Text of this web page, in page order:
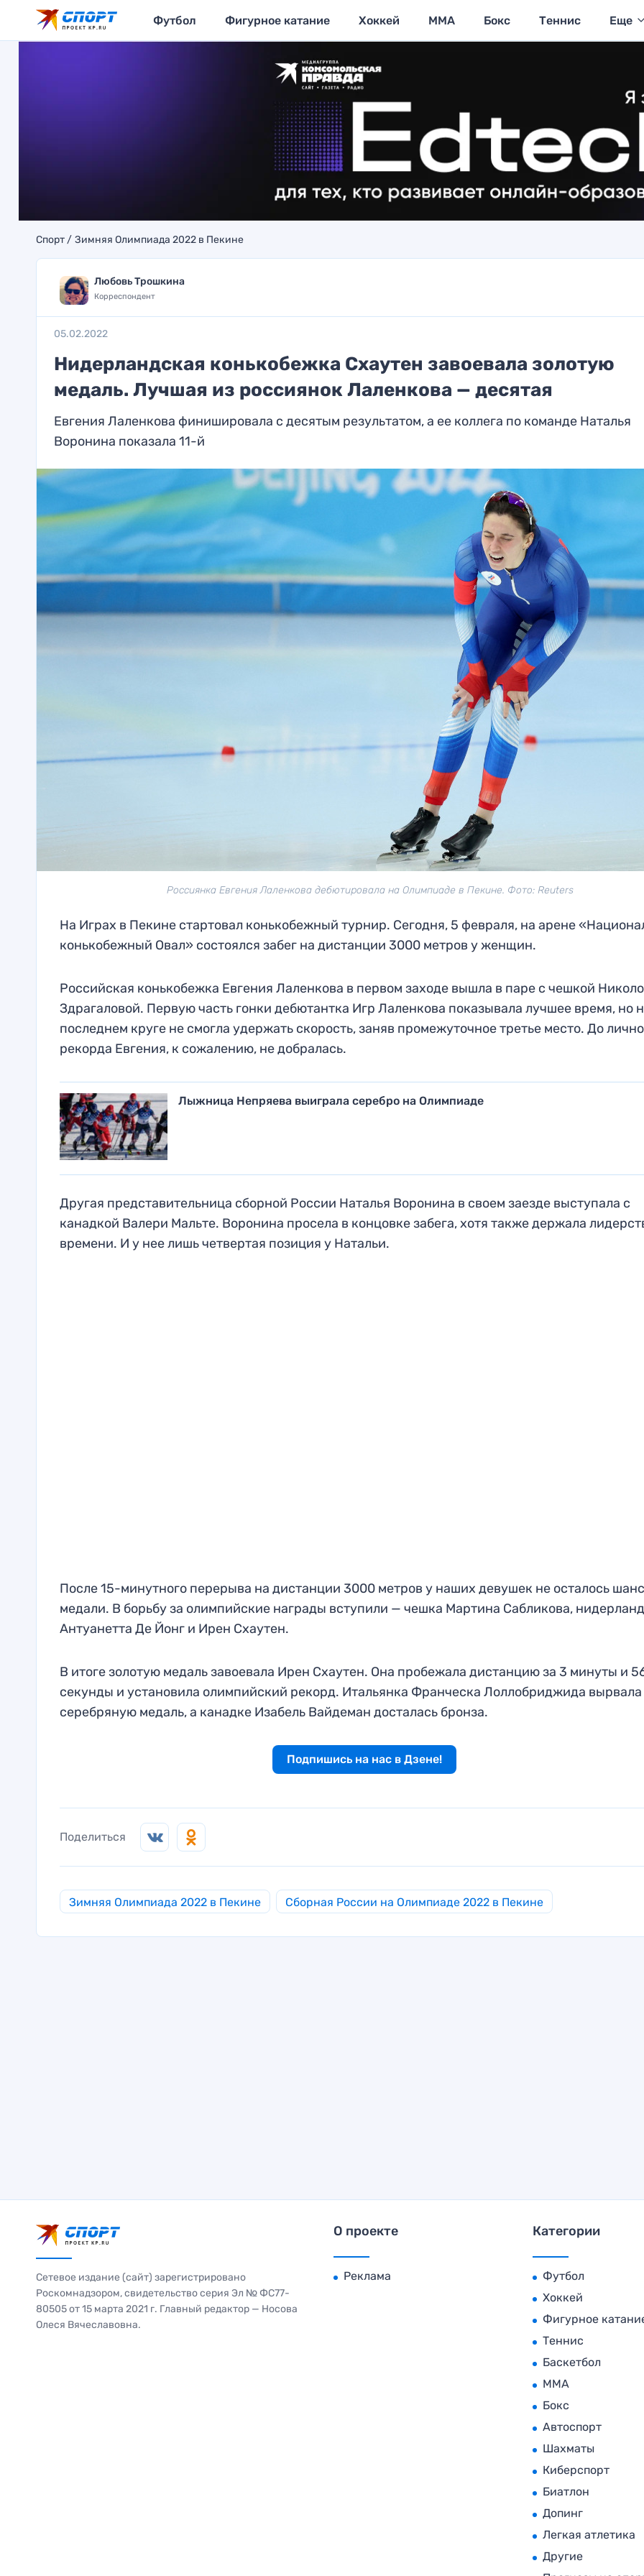
Футбол Фигурное катание Хоккей MMA Бокс Теннис Еще
Спорт Зимняя Олимпиада 2022 в Пекине
Любовь Трошкина
Корреспондент
05.02.2022
Нидерландская конькобежка Схаутен завоевала золотую
медаль. Лучшая из россиянок Лаленкова — десятая
Евгения Лаленкова финишировала с десятым результатом, а ее коллега по команде Наталья
Воронина показала 11-й
Россиянка Евгения Лаленкова дебютировала на Олимпиаде в Пекине. Фото: Reuters
На Играх в Пекине стартовал конькобежный турнир. Сегодня, 5 февраля, на арене
конькобежный Овал» состоялся забег на дистанции 3000 метров у женщин.
Российская конькобежка Евгения Лаленкова в первом заходе вышла в паре с чешкой
Здрагаловой. Первую часть гонки дебютантка Игр Лаленкова показывала лучшее время, но
последнем круге не смогла удержать скорость, заняв промежуточное третье место. До
рекорда Евгения, к сожалению, не добралась.
Лыжница Непряева выиграла серебро на Олимпиаде
Другая представительница сборной России Наталья Воронина в своем заезде выступала с
канадкой Валери Мальте. Воронина просела в концовке забега, хотя также держала
времени. И у нее лишь четвертая позиция у Натальи.
После 15-минутного перерыва на дистанции 3000 метров у наших девушек не осталось
медали. В борьбу за олимпийские награды вступили — чешка Мартина Сабликова,
Антуанетта Де Йонг и Ирен Схаутен.
В итоге золотую медаль завоевала Ирен Схаутен. Она пробежала дистанцию за 3 минуты и
секунды и установила олимпийский рекорд. Итальянка Франческа Лоллобриджида вырвала
серебряную медаль, а канадке Изабель Вайдеман досталась бронза.
Подпишись на нас в Дзене!
Поделиться
Зимняя Олимпиада 2022 в Пекине Сборная России на Олимпиаде 2022 в Пекине
Сетевое издание (сайт) зарегистрировано
Роскомнадзором, свидетельство серия Эл № ФС77-
80505 от 15 марта 2021 г. Главный редактор — Носова
Олеся Вячеславовна.
О проекте
Реклама
Категории
Футбол
Хоккей
Фигурное
Теннис
Баскетбол
MMA
Бокс
Автоспорт
Шахматы
Киберспорт
Биатлон
Допинг
Легкая атлетика
Другие